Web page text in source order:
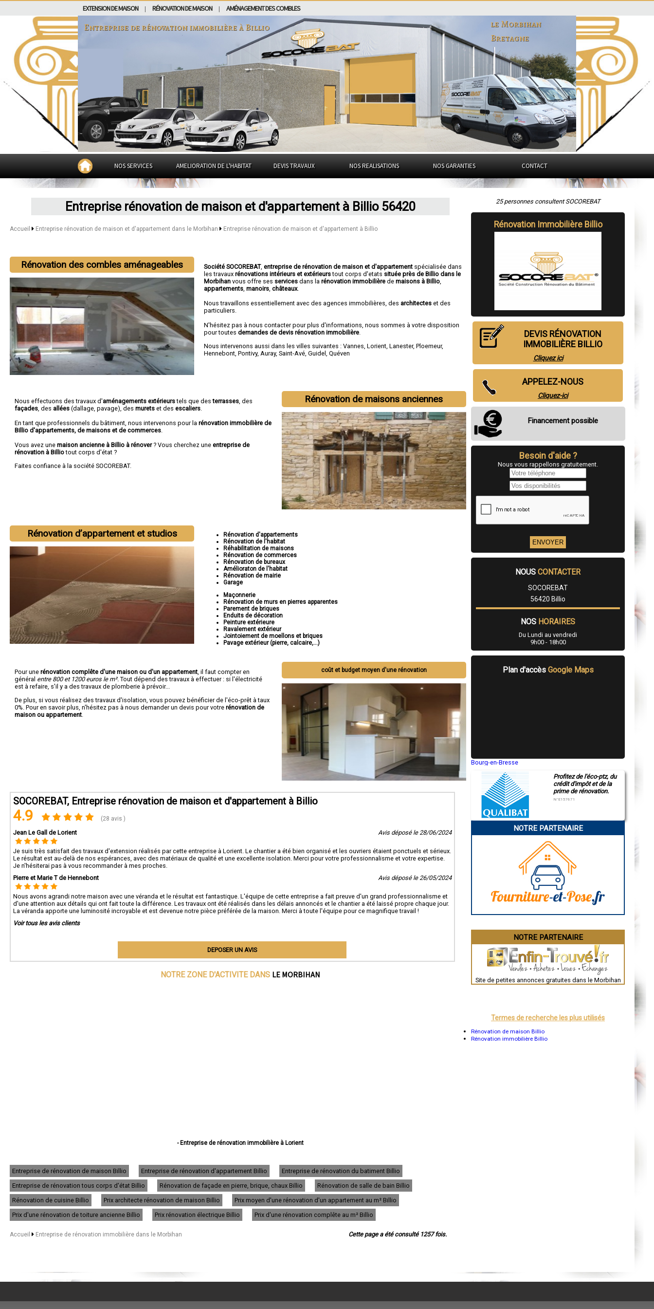
EXTENSION DE MAISON RÉNOVATION DE MAISON AMÉNAGEMENT DES COMBLES
Entreprise de rénovation immobilière àBillio
le Morbihan
Bretagne
NOS SERVICES AMELIORATION DE L'HABITAT DEVIS TRAVAUX NOS REALISATIONS NOS GARANTIES CONTACT
Entreprise rénovation de maison et d'appartement à Billio 56420
Accueil Entreprise rénovation de maison et d'appartement dans le Morbihan Entreprise rénovation de maison et d'appartement à Billio
Rénovation des combles aménageables Société SOCOREBAT,entreprise de rénovation de maison et d'appartement spécialisée dans
les travauxrénovations intérieurs et extérieurstout corps d'etats située près de Billio dans le
Morbihanvous offre ses services dans larénovation immobilière demaisons à Billio
appartements ,manoirs ,châteaux.
Nous travaillons essentiellement avec des agences immobilières, des architectes et des
particuliers.
N'hésitez pas à nous contacter pour plus d'informations, nous sommes à votre disposition
pour toutesdemandes de devis rénovation immobilière
Nous intervenons aussi dans les villes suivantes :Vannes ,Lorient ,Lanester,Ploemeur,
Hennebont ,Pontivy, Auray,Saint-Avé ,Guidel ,Quéven
Rénovation de maisons anciennes
Nous effectuons des travaux d'aménagements extérieurstels que desterrasses , des
façades , des allées (dallage, pavage), des murets et des escaliers
En tant que professionnels du bâtiment, nous intervenons pour la rénovation immobilière de
Billio d'appartements, de maisons et de commerces
Vous avez une maison ancienne à Billio à rénover? Vous cherchez une entreprise de
rénovation à Billiotout corps d'état ?
Faites confiance à la société SOCOREBAT.
Rénovation d’appartement et studios
Rénovation d'appartements
Rénovation de l'habitat
Réhabilitation de maisons
Rénovation de commerces
Rénovation de bureaux
Amélioraton de l'habitat
Rénovation de mairie
Garage
Maçonnerie
Rénovation de murs en pierres apparentes
Parement de briques
Enduits de décoration
Peinture extérieure
Ravalement extérieur
Jointoiement de moellons et briques
Pavage extérieur (pierre, calcaire,...)
coût et budget moyen d'une rénovation
Pour une rénovation complête d'une maison ou d'un appartement , il faut compter en
général entre 800 et 1200 euros le m². Tout dépend des travaux à effectuer : si l'électricité
est à refaire, s'il y a des travaux de plomberie à prévoir...
De plus, si vous réalisez des travaux d'isolation, vous pouvez bénéficier de l'éco-prêt à taux
0%. Pour en savoir plus, n'hésitez pas à nous demander un devis pour votre rénovation de
maison ou appartement
SOCOREBAT, Entreprise rénovation de maison et d'appartement à Billio
4.9 (28 avis )
Jean Le Gall de Lorient Avis déposé le 28/06/2024
Je suis très satisfait des travaux d'extension réalisés par cette entreprise à Lorient. Le chantier a été bien organisé et les ouvriers étaient ponctuels et sérieux.
Le résultat est au-delà de nos espérances, avec des matériaux de qualité et une excellente isolation. Merci pour votre professionnalisme et votre expertise.
Je n'hésiterai pas à vous recommander à mes proches.
Pierre et Marie T de Hennebont
Avis déposé le 26/05/2024
Nous avons agrandi notre maison avec une véranda et le résultat est fantastique. L'équipe de cette entreprise a fait preuve d'un grand professionnalisme et
d'une attention aux détails qui ont fait toute la différence. Les travaux ont été réalisés dans les délais annoncés et le chantier a été laissé propre chaque jour.
La véranda apporte une luminosité incroyable et est devenue notre pièce préférée de la maison. Merci à toute l'équipe pour ce magnifique travail !
Voir tous les avis clients
DEPOSER UN AVIS
NOTRE ZONE D'ACTIVITE DANS LE MORBIHAN
- Entreprise de rénovation immobilière à Lorient
- Entreprise de rénovation immobilière à Ploemeur
- Entreprise de rénovation immobilière à Hennebont
- Entreprise de rénovation immobilière à Pontivy
- Entreprise de rénovation immobilière à Auray
- Entreprise de rénovation immobilière à Guidel
- Entreprise de rénovation immobilière à Saint-Avé
- Entreprise de rénovation immobilière à Quéven
- Entreprise de rénovation immobilière à Questembert
- Entreprise de rénovation immobilière à Theix
- Entreprise de rénovation immobilière à Pluvigner
Entreprise de rénovation de maison Billio Entreprise de rénovation d'appartement Billio
Entreprise de rénovation du batiment Billio
Entreprise de rénovation tous corps d'état Billio
Rénovation de façade en pierre, brique, chaux Billio
Rénovation de salle de bain Billio
Rénovation de cuisine Billio
Prix architecte rénovation de maison Billio
Prix moyen d'une rénovation d'un appartement au m² Billio
Prix d'une rénovation de toiture ancienne Billio
Prix rénovation électrique Billio Prix d'une rénovation complête au m² Billio
Cette page a été consulté 1257 fois.
Accueil Entreprise de rénovation immobilière dans le Morbihan
25 personnes consultent SOCOREBAT
Rénovation Immobilière Billio
DEVIS RÉNOVATION
IMMOBILIÈRE BILLIO
Cliquez ici
APPELEZ-NOUS
Cliquez-ici
Financement possible
Besoin d'aide ?
Nous vous rappellons gratuitement.
NOUS CONTACTER
SOCOREBAT
56420 Billio
NOS HORAIRES
Du Lundi au vendredi
9h00 - 18h00
Plan d'accès Google Maps
Bourg-en-Bresse
Montluçon
Manosque
Gap
Charleville-Mézières
Pamiers
Narbonne
Brive-la-Gaillarde
Guéret
Besançon
Évreux
Chartres
Nîmes
Auch
Dole
Mont-de-Marsan
Le Mans
Chambéry
Le Havre
Profitez de l'éco-ptz, du
crédit d'impôt et de la
prime de rénovation.
N°E157671
NOTRE PARTENAIRE
NOTRE PARTENAIRE
Site de petites annonces gratuites dans le Morbihan
Termes de recherche les plus utilisés
Rénovation de maison Billio
Rénovation immobilière Billio